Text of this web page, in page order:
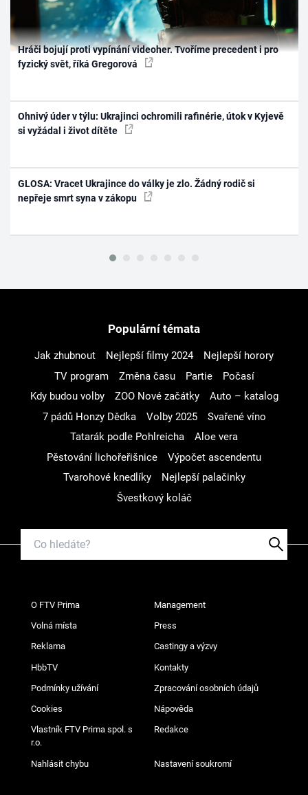
Hráči bojují proti vypínání videoher. Tvoříme precedent i pro
fyzický svět, říká Gregorová
Ohnivý úder v týlu: Ukrajinci ochromili rafinérie, útok v Kyjevě
si vyžádal i život dítěte
GLOSA: Vracet Ukrajince do války je zlo. Žádný rodič si
nepřeje smrt syna v zákopu
Populární témata
Jak zhubnout Nejlepší filmy 2024
Nejlepší horory
TV program
Změna času Partie
Počasí
Kdy budou volby
ZOO Nové začátky
Auto – katalog
7 pádů Honzy Dědka
Volby 2025
Svařené víno
Tatarák podle Pohlreicha
Aloe vera
Pěstování lichořeřišnice
Výpočet ascendentu
Tvarohové knedlíky
Nejlepší palačinky
Švestkový koláč
O FTV Prima Management
Volná místa Press
Reklama Castingy a výzvy
HbbTV Kontakty
Podmínky užívání Zpracování osobních údajů
Cookies Nápověda
Vlastník FTV Prima spol. s
r.o.
Redakce
Nahlásit chybu Nastavení soukromí